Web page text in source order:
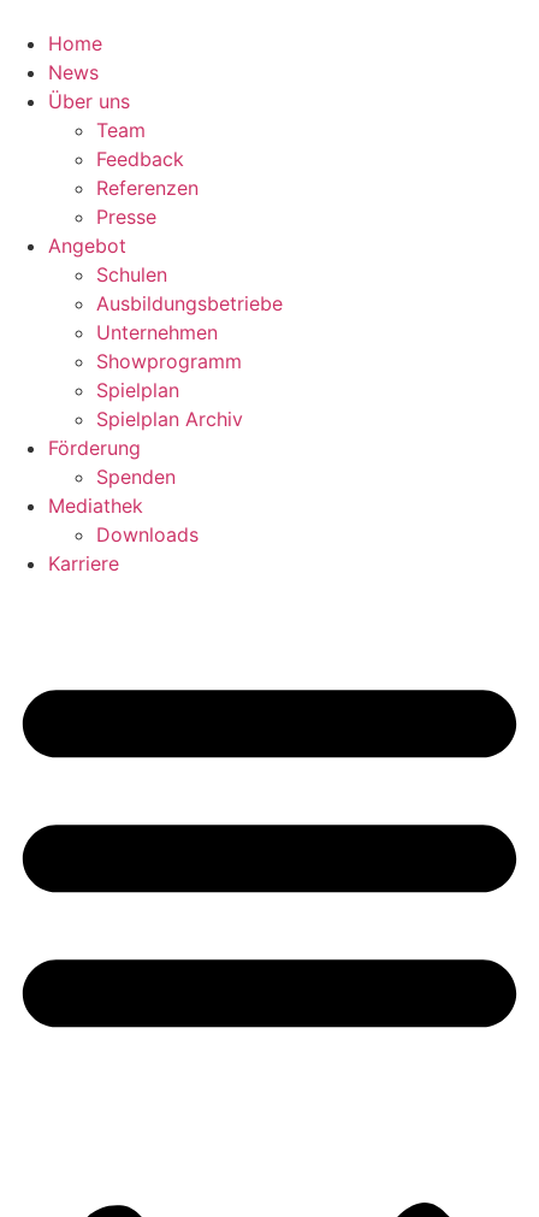
Inhalt
springen
Home
News
Über uns
Team
Feedback
Referenzen
Presse
Angebot
Schulen
Ausbildungsbetriebe
Unternehmen
Showprogramm
Spielplan
Spielplan Archiv
Förderung
Spenden
Mediathek
Downloads
Karriere